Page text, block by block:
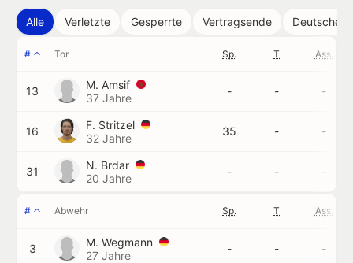
Alle Verletzte Gesperrte Vertragsende Deutsche
# Tor Sp. T Ass.
13
M. Amsif
37 Jahre
- - -
16
F. Stritzel
32 Jahre
35 - -
31
N. Brdar
20 Jahre
- - -
# Abwehr Sp. T Ass.
3
M. Wegmann
27 Jahre
- - -